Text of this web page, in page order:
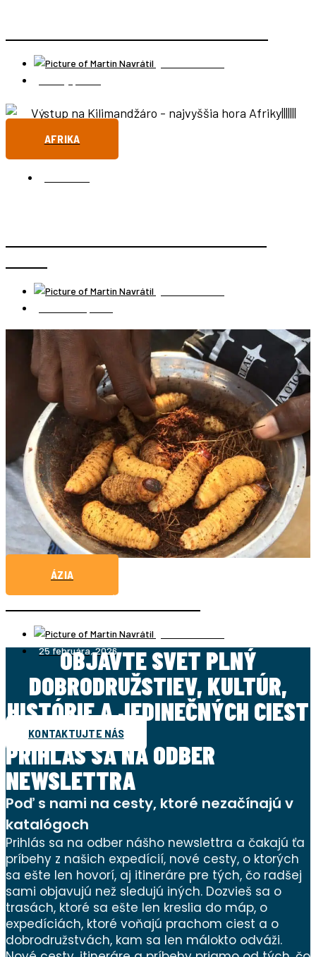
AFRIKA
ÁZIA
25 februára, 2026
OBJAVTE SVET PLNÝ
DOBRODRUŽSTIEV, KULTÚR,
HISTÓRIE A JEDINEČNÝCH CIEST
KONTAKTUJTE NÁS
PRIHLÁS SA NA ODBER
NEWSLETTRA
Poď s nami na cesty, ktoré nezačínajú v
katalógoch
Prihlás sa na odber nášho newslettra a čakajú ťa
príbehy z našich expedícií, nové cesty, o ktorých
sa ešte len hovorí, aj itineráre pre tých, čo radšej
sami objavujú než sledujú iných. Dozvieš sa o
trasách, ktoré sa ešte len kreslia do máp, o
expedíciách, ktoré voňajú prachom ciest a o
dobrodružstvách, kam sa len málokto odváži.